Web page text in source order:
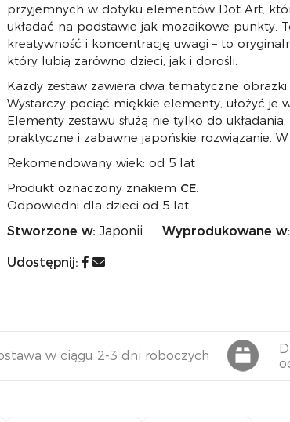
przyjemnych w dotyku elementów Dot Art,
układać na podstawie jak mozaikowe punkty.
kreatywność i koncentrację uwagi – to
który lubią zarówno dzieci, jak i dorośli.
Każdy zestaw zawiera dwa tematyczne
Wystarczy pociąć miękkie elementy, ułożyć je
Elementy zestawu służą nie tylko do
praktyczne i zabawne japońskie rozwiązanie.
Rekomendowany wiek: od 5 lat
Produkt oznaczony znakiem CE.
Odpowiedni dla dzieci od 5 lat.
Stworzone w: Japonii Wyprodukowane w:
Udostępnij:
w ciągu 2-3 dni roboczych